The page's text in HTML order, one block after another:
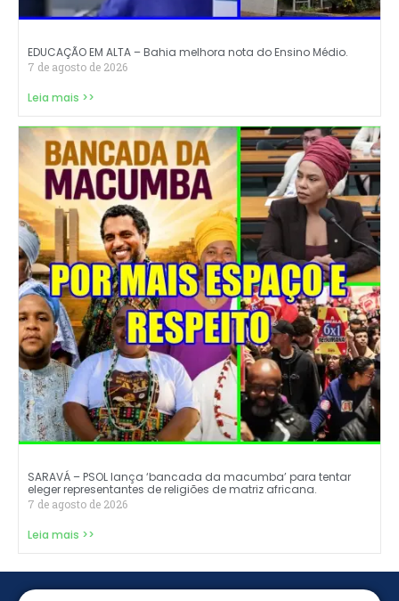
EDUCAÇÃO EM ALTA – Bahia melhora nota do Ensino Médio.
7 de agosto de 2026
Leia mais >>
SARAVÁ – PSOL lança ‘bancada da macumba’ para tentar
eleger representantes de religiões de matriz africana.
7 de agosto de 2026
Leia mais >>